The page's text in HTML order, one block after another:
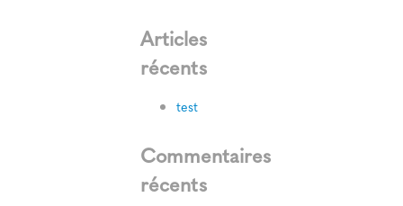
Articles
récents
test
Commentaires
récents